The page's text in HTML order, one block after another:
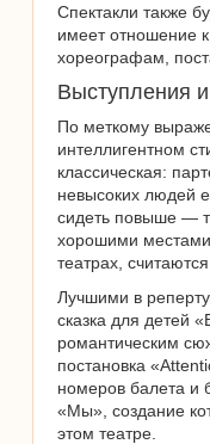
Спектакли также
имеет отношение
хореографам,
Выступления
По меткому
интеллигентном
классическая:
невысоких людей
сидеть повыше —
хорошими
театрах,
Лучшими в
сказка для детей
романтическим
постановка
номеров балета и
«Мы», создание
этом театре.